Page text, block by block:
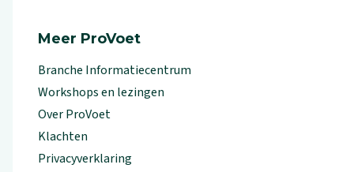
Meer ProVoet
Branche Informatiecentrum
Workshops en lezingen
Over ProVoet
Klachten
Privacyverklaring